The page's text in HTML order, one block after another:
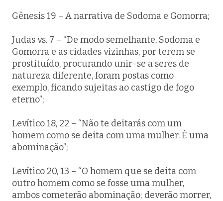
Gênesis 19 – A narrativa de Sodoma e Gomorra;
Judas vs. 7 – “De modo semelhante, Sodoma e
Gomorra e as cidades vizinhas, por terem se
prostituído, procurando unir-se a seres de
natureza diferente, foram postas como
exemplo, ficando sujeitas ao castigo de fogo
eterno”;
Levítico 18, 22 – “Não te deitarás com um
homem como se deita com uma mulher. É uma
abominação”;
Levítico 20, 13 – “O homem que se deita com
outro homem como se fosse uma mulher,
ambos cometerão abominação; deverão morrer,